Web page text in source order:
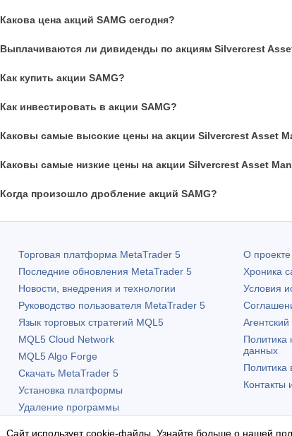
Какова цена акций SAMG сегодня?
Выплачиваются ли дивиденды по акциям Silvercrest
Как купить акции SAMG?
Как инвестировать в акции SAMG?
Каковы самые высокие цены на акции Silvercrest Asset
Каковы самые низкие цены на акции Silvercrest Asset
Когда произошло дробление акций SAMG?
Торговая платформа MetaTrader 5
Последние обновления MetaTrader 5
Новости, внедрения и технологии
Руководство пользователя MetaTrader 5
Язык торговых стратегий MQL5
MQL5 Cloud Network
MQL5 Algo Forge
Скачать MetaTrader 5
Установка платформы
Удаление программы
О проекте
Хроника
Условия
Политика
данных
Политика
Контакты
Сайт использует cookie-файлы. Узнайте больше о нашей